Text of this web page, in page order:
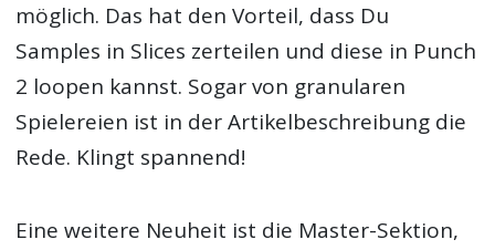
möglich. Das hat den Vorteil, dass Du
Samples in Slices zerteilen und diese in Punch
2 loopen kannst. Sogar von granularen
Spielereien ist in der Artikelbeschreibung die
Rede. Klingt spannend!
Eine weitere Neuheit ist die Master-Sektion,